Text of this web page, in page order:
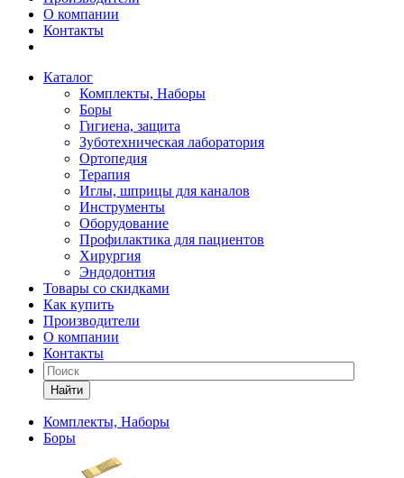
О компании
Контакты
Каталог
Комплекты, Наборы
Боры
Гигиена, защита
Зуботехническая лаборатория
Ортопедия
Терапия
Иглы, шприцы для каналов
Инструменты
Оборудование
Профилактика для пациентов
Хирургия
Эндодонтия
Товары со скидками
Как купить
Производители
О компании
Контакты
Найти
Комплекты, Наборы
Боры